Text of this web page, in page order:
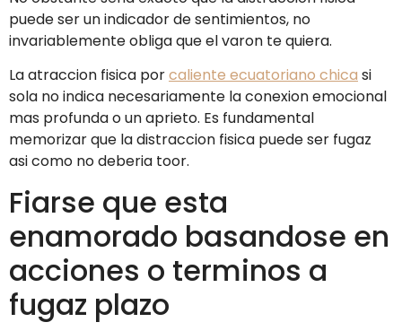
puede ser un indicador de sentimientos, no
invariablemente obliga que el varon te quiera.
La atraccion fisica porcaliente ecuatoriano chica si
sola no indica necesariamente la conexion emocional
mas profunda o un aprieto. Es fundamental
memorizar que la distraccion fisica puede ser fugaz
asi­ como no deberia toor.
Fiarse que esta
enamorado basandose en
acciones o terminos a
fugaz plazo